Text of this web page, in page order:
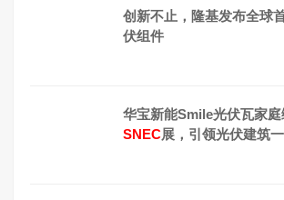
创新不止，隆基发布全球
伏组件
华宝新能Smile光伏瓦家
SNEC展，引领光伏建筑